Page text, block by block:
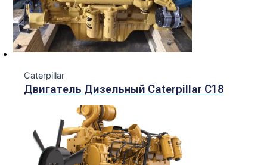
Caterpillar
Двигатель Дизельный Caterpillar C18